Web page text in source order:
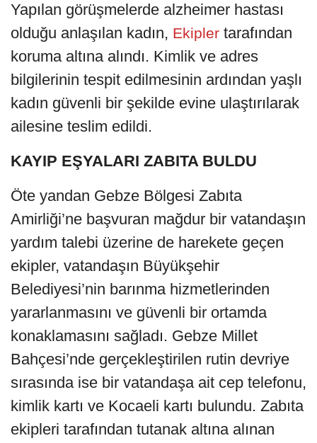
Yapılan görüşmelerde alzheimer hastası
olduğu anlaşılan kadın, Ekipler tarafından
koruma altına alındı. Kimlik ve adres
bilgilerinin tespit edilmesinin ardından yaşlı
kadın güvenli bir şekilde evine ulaştırılarak
ailesine teslim edildi.
KAYIP EŞYALARI ZABITA BULDU
Öte yandan Gebze Bölgesi Zabıta
Amirliği’ne başvuran mağdur bir vatandaşın
yardım talebi üzerine de harekete geçen
ekipler, vatandaşın Büyükşehir
Belediyesi’nin barınma hizmetlerinden
yararlanmasını ve güvenli bir ortamda
konaklamasını sağladı. Gebze Millet
Bahçesi’nde gerçekleştirilen rutin devriye
sırasında ise bir vatandaşa ait cep telefonu,
kimlik kartı ve Kocaeli kartı bulundu. Zabıta
ekipleri tarafından tutanak altına alınan